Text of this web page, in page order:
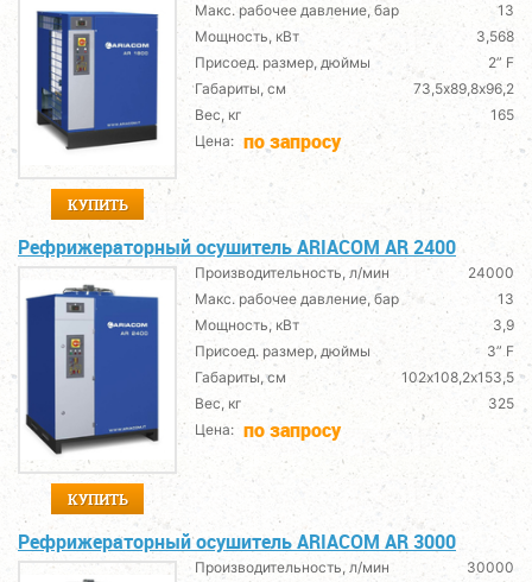
КУПИТЬ
Макс. рабочее давление, бар
13
Мощность, кВт
3,568
Присоед. размер, дюймы
2” F
Габариты, см
73,5х89,8х96,2
Вес, кг
165
Цена: по запросу
Рефрижераторный осушитель ARIACOM AR 2400
КУПИТЬ
Производительность, л/мин
24000
Макс. рабочее давление, бар
13
Мощность, кВт
3,9
Присоед. размер, дюймы
3” F
Габариты, см
102х108,2х153,5
Вес, кг
325
Цена: по запросу
Рефрижераторный осушитель ARIACOM AR 3000
Производительность, л/мин
30000